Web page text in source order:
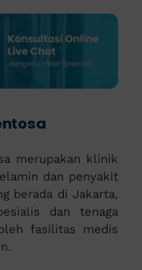
merupakan klinik
dan penyakit
berada di Jakarta,
dan tenaga
fasilitas medis